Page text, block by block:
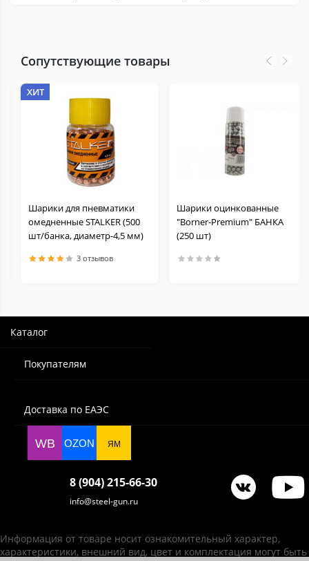
Сопутствующие товары
ХИТ
Шарики для пневматики
омедненные STALKER (500
шт/банка, диаметр-4,5 мм)
3 отзывов
Шарики оцинкованные
"Borner-Premium" БАНКА
(250 шт)
Каталог
Покупателям
Доставка по ЕАЭС
WB OZON ЯМ
8 (904) 215-66-30
info@steel-gun.ru
Информация от товаре носит ознакомительный характер,
характеристики, внешний вид, цвет и комплектация могут быть